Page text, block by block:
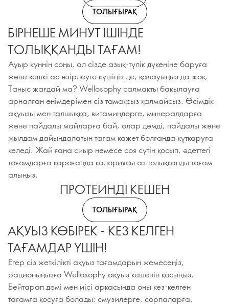
ТОЛЫҒЫРАҚ
БІРНЕШЕ МИНУТ ІШІНДЕ
ТОЛЫҚҚАНДЫ ТАҒАМ!
Ауыр күннің соңы, ал сізде азық-түлік дүкеніне баруға
және кешкі ас әзірлеуге күшіңіз де, қалауыңыз да жоқ.
Таныс жағдай ма? Wellosophy салмақты бақылауға
арналған өнімдерімен сіз тамақсыз қалмайсыз. Өсімдік
ақуызы мен талшыққа, витаминдерге, минералдарға
және пайдалы майларға бай, олар дәмді, пайдалы және
жылдам дайындалатын тағам қажет болғанда құтқаруға
келеді. Жай ғана сиыр немесе соя сүтін қосып, әдеттегі
тағамдарға қарағанда калориясы аз толыққанды тағам
алыңыз.
ПРОТЕИНДІ КЕШЕН
ТОЛЫҒЫРАҚ
АҚУЫЗ КӨБІРЕК - КЕЗ КЕЛГЕН
ТАҒАМДАР ҮШІН!
Егер сіз жеткілікті ақуыз тағамдарын жемесеңіз,
рационыңызға Wellosophy ақуыз кешенін қосыңыз.
Бейтарап дәмі мен иісі арқасында оны кез-келген
тағамға қосуға болады: смузилерге, сорпаларға,